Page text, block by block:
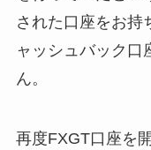
された口座をお持
ャッシュバック口
ん。
再度FXGT口座を